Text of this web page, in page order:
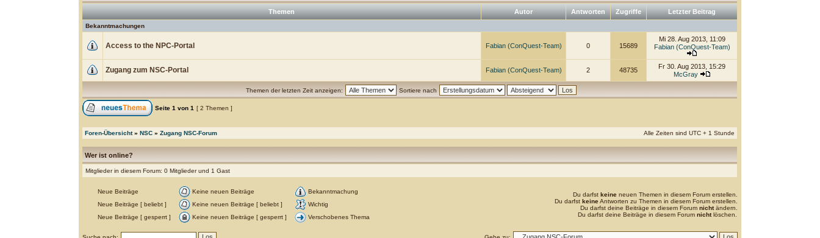
Themen Autor Antworten Zugriffe Letzter Beitrag
Bekanntmachungen
Access to the NPC-Portal Fabian (ConQuest-Team) 0 15689
Mi 28. Aug 2013, 11:09
Fabian (ConQuest-Team)
Zugang zum NSC-Portal Fabian (ConQuest-Team) 2 48735
Fr 30. Aug 2013, 15:29
McGray
Themen der letzten Zeit anzeigen: Sortiere nach
Seite1 von1 [ 2 Themen ]
Foren-Übersicht»NSC »Zugang NSC-Forum Alle Zeiten sind UTC + 1 Stunde
Wer ist online?
Mitglieder in diesem Forum: 0 Mitglieder und 1 Gast
Neue Beiträge Keine neuen Beiträge
Bekanntmachung
Neue Beiträge [ beliebt ]
Keine neuen Beiträge [ beliebt ]
Wichtig
Neue Beiträge [ gesperrt ]
Keine neuen Beiträge [ gesperrt ] Verschobenes Thema
Du darfstkeine neuen Themen in diesem Forum erstellen.
Du darfstkeineAntworten zu Themen in diesem Forum erstellen.
Du darfst deine Beiträge in diesem Forumnichtändern.
Du darfst deine Beiträge in diesem Forumnichtlöschen.